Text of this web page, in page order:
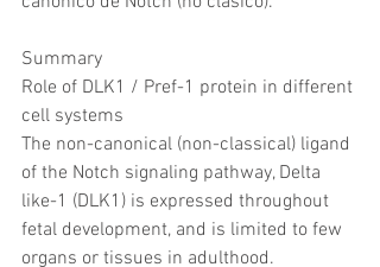
Summary
Role of DLK1 / Pref-1 protein in different
cell systems
The non-canonical (non-classical) ligand
of the Notch signaling pathway, Delta
like-1 (DLK1) is expressed throughout
fetal development, and is limited to few
organs or tissues in adulthood.